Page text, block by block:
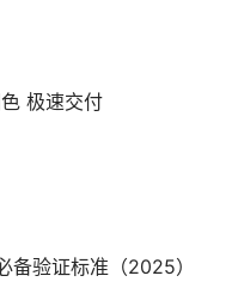
极速交付
备验证标准（2025）